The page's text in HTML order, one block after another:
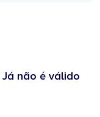
não é válido